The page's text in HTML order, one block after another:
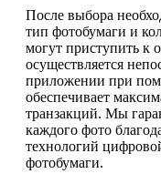
После выбора
тип фотобумаги и
могут приступить к
осуществляется
приложении при
обеспечивает
транзакций. Мы
каждого фото
технологий
фотобумаги.